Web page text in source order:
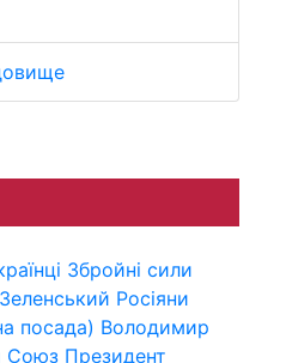
Збройні сили
Росіяни
посада) Володимир
Союз Президент